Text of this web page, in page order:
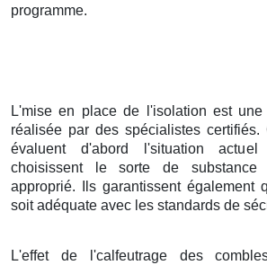
programme.
L'mise en place de l'isolation est
réalisée par des spécialistes certifiés.
évaluent d'abord l'situation
choisissent le sorte de
approprié. Ils garantissent également
soit adéquate avec les standards de
L'effet de l'calfeutrage des